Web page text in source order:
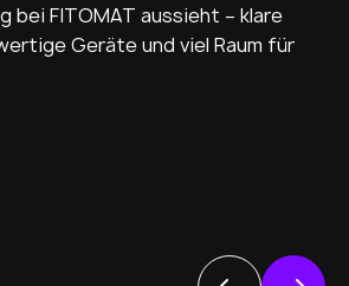
bei FITOMAT aussieht – klare
Geräte und viel Raum für